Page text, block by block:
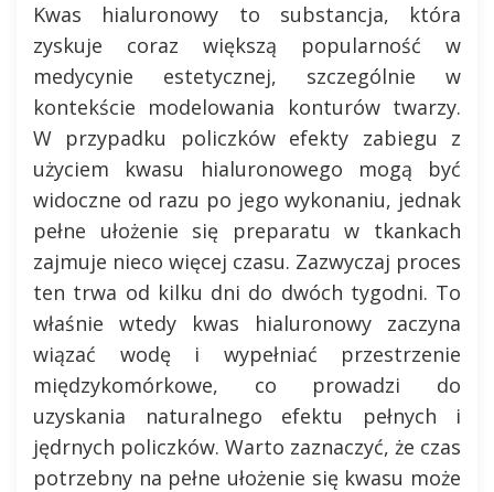
Kwas hialuronowy to substancja, która
zyskuje coraz większą popularność w
medycynie estetycznej, szczególnie w
kontekście modelowania konturów twarzy.
W przypadku policzków efekty zabiegu z
użyciem kwasu hialuronowego mogą być
widoczne od razu po jego wykonaniu, jednak
pełne ułożenie się preparatu w tkankach
zajmuje nieco więcej czasu. Zazwyczaj proces
ten trwa od kilku dni do dwóch tygodni. To
właśnie wtedy kwas hialuronowy zaczyna
wiązać wodę i wypełniać przestrzenie
międzykomórkowe, co prowadzi do
uzyskania naturalnego efektu pełnych i
jędrnych policzków. Warto zaznaczyć, że czas
potrzebny na pełne ułożenie się kwasu może